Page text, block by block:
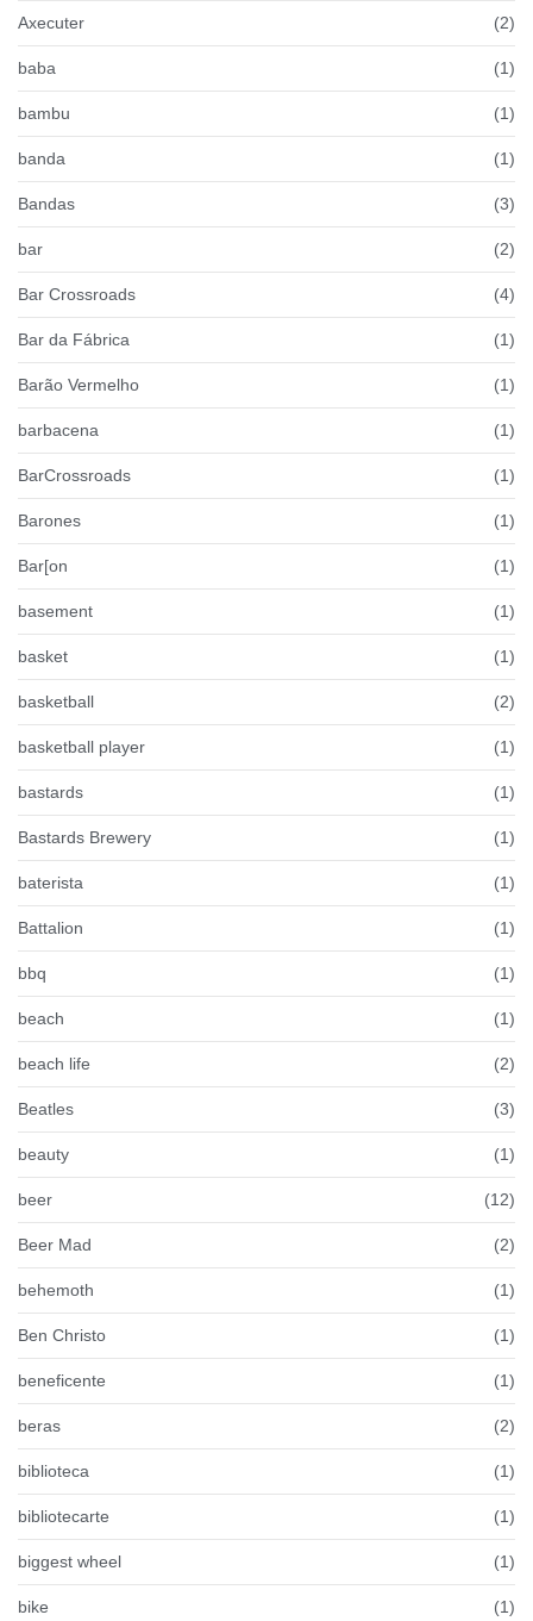
Axecuter (2)
baba (1)
bambu (1)
banda (1)
Bandas (3)
bar (2)
Bar Crossroads (4)
Bar da Fábrica (1)
Barão Vermelho (1)
barbacena (1)
BarCrossroads (1)
Barones (1)
Bar[on (1)
basement (1)
basket (1)
basketball (2)
basketball player (1)
bastards (1)
Bastards Brewery (1)
baterista (1)
Battalion (1)
bbq (1)
beach (1)
beach life (2)
Beatles (3)
beauty (1)
beer (12)
Beer Mad (2)
behemoth (1)
Ben Christo (1)
beneficente (1)
beras (2)
biblioteca (1)
bibliotecarte (1)
biggest wheel (1)
bike (1)